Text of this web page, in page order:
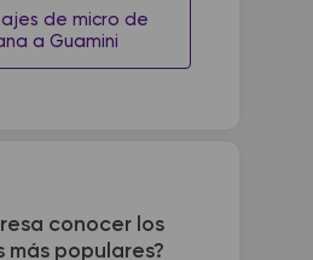
de micro de
a Guamini
conocer los
más populares?